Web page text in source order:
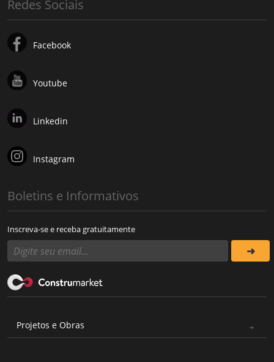
Redes Sociais
Facebook
Youtube
Linkedin
Instagram
Boletins e Informativos
Inscreva-se e receba gratuitamente
Projetos e Obras